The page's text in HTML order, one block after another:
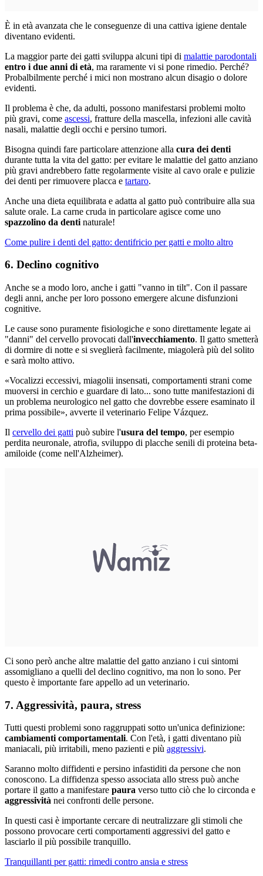
È in età avanzata che le conseguenze di una cattiva igiene dentale
diventano evidenti.
La maggior parte dei gatti sviluppa alcuni tipi di malattie parodontali
entro i due anni di età, ma raramente vi si pone rimedio. Perché?
Probalbilmente perché i mici non mostrano alcun disagio o dolore
evidenti.
Il problema è che, da adulti, possono manifestarsi problemi molto
più gravi, come ascessi, fratture della mascella, infezioni alle cavità
nasali, malattie degli occhi e persino tumori.
Bisogna quindi fare particolare attenzione alla cura dei denti
durante tutta la vita del gatto: per evitare le malattie del gatto anziano
più gravi andrebbero fatte regolarmente visite al cavo orale e pulizie
dei denti per rimuovere placca e tartaro.
Anche una dieta equilibrata e adatta al gatto può contribuire alla sua
salute orale. La carne cruda in particolare agisce come uno
spazzolino da denti naturale!
Come pulire i denti del gatto: dentifricio per gatti e molto altro
6. Declino cognitivo
Anche se a modo loro, anche i gatti "vanno in tilt". Con il passare
degli anni, anche per loro possono emergere alcune disfunzioni
cognitive.
Le cause sono puramente fisiologiche e sono direttamente legate ai
"danni" del cervello provocati dall'invecchiamento. Il gatto smetterà
di dormire di notte e si sveglierà facilmente, miagolerà più del solito
e sarà molto attivo.
«Vocalizzi eccessivi, miagolii insensati, comportamenti strani come
muoversi in cerchio e guardare di lato... sono tutte manifestazioni di
un problema neurologico nel gatto che dovrebbe essere esaminato il
prima possibile», avverte il veterinario Felipe Vázquez.
Il cervello dei gatti può subire l'usura del tempo, per esempio
perdita neuronale, atrofia, sviluppo di placche senili di proteina beta-
amiloide (come nell'Alzheimer).
Ci sono però anche altre malattie del gatto anziano i cui sintomi
assomigliano a quelli del declino cognitivo, ma non lo sono. Per
questo è importante fare appello ad un veterinario.
7. Aggressività, paura, stress
Tutti questi problemi sono raggruppati sotto un'unica definizione:
cambiamenti comportamentali. Con l'età, i gatti diventano più
maniacali, più irritabili, meno pazienti e più aggressivi.
Saranno molto diffidenti e persino infastiditi da persone che non
conoscono. La diffidenza spesso associata allo stress può anche
portare il gatto a manifestare paura verso tutto ciò che lo circonda e
aggressività nei confronti delle persone.
In questi casi è importante cercare di neutralizzare gli stimoli che
possono provocare certi comportamenti aggressivi del gatto e
lasciarlo il più possibile tranquillo.
Tranquillanti per gatti: rimedi contro ansia e stress